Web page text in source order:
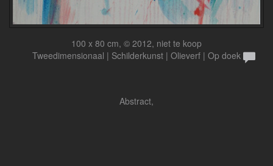
100 x 80 cm, © 2012, niet te koop
Tweedimensionaal | Schilderkunst | Olieverf | Op doek
Abstract,